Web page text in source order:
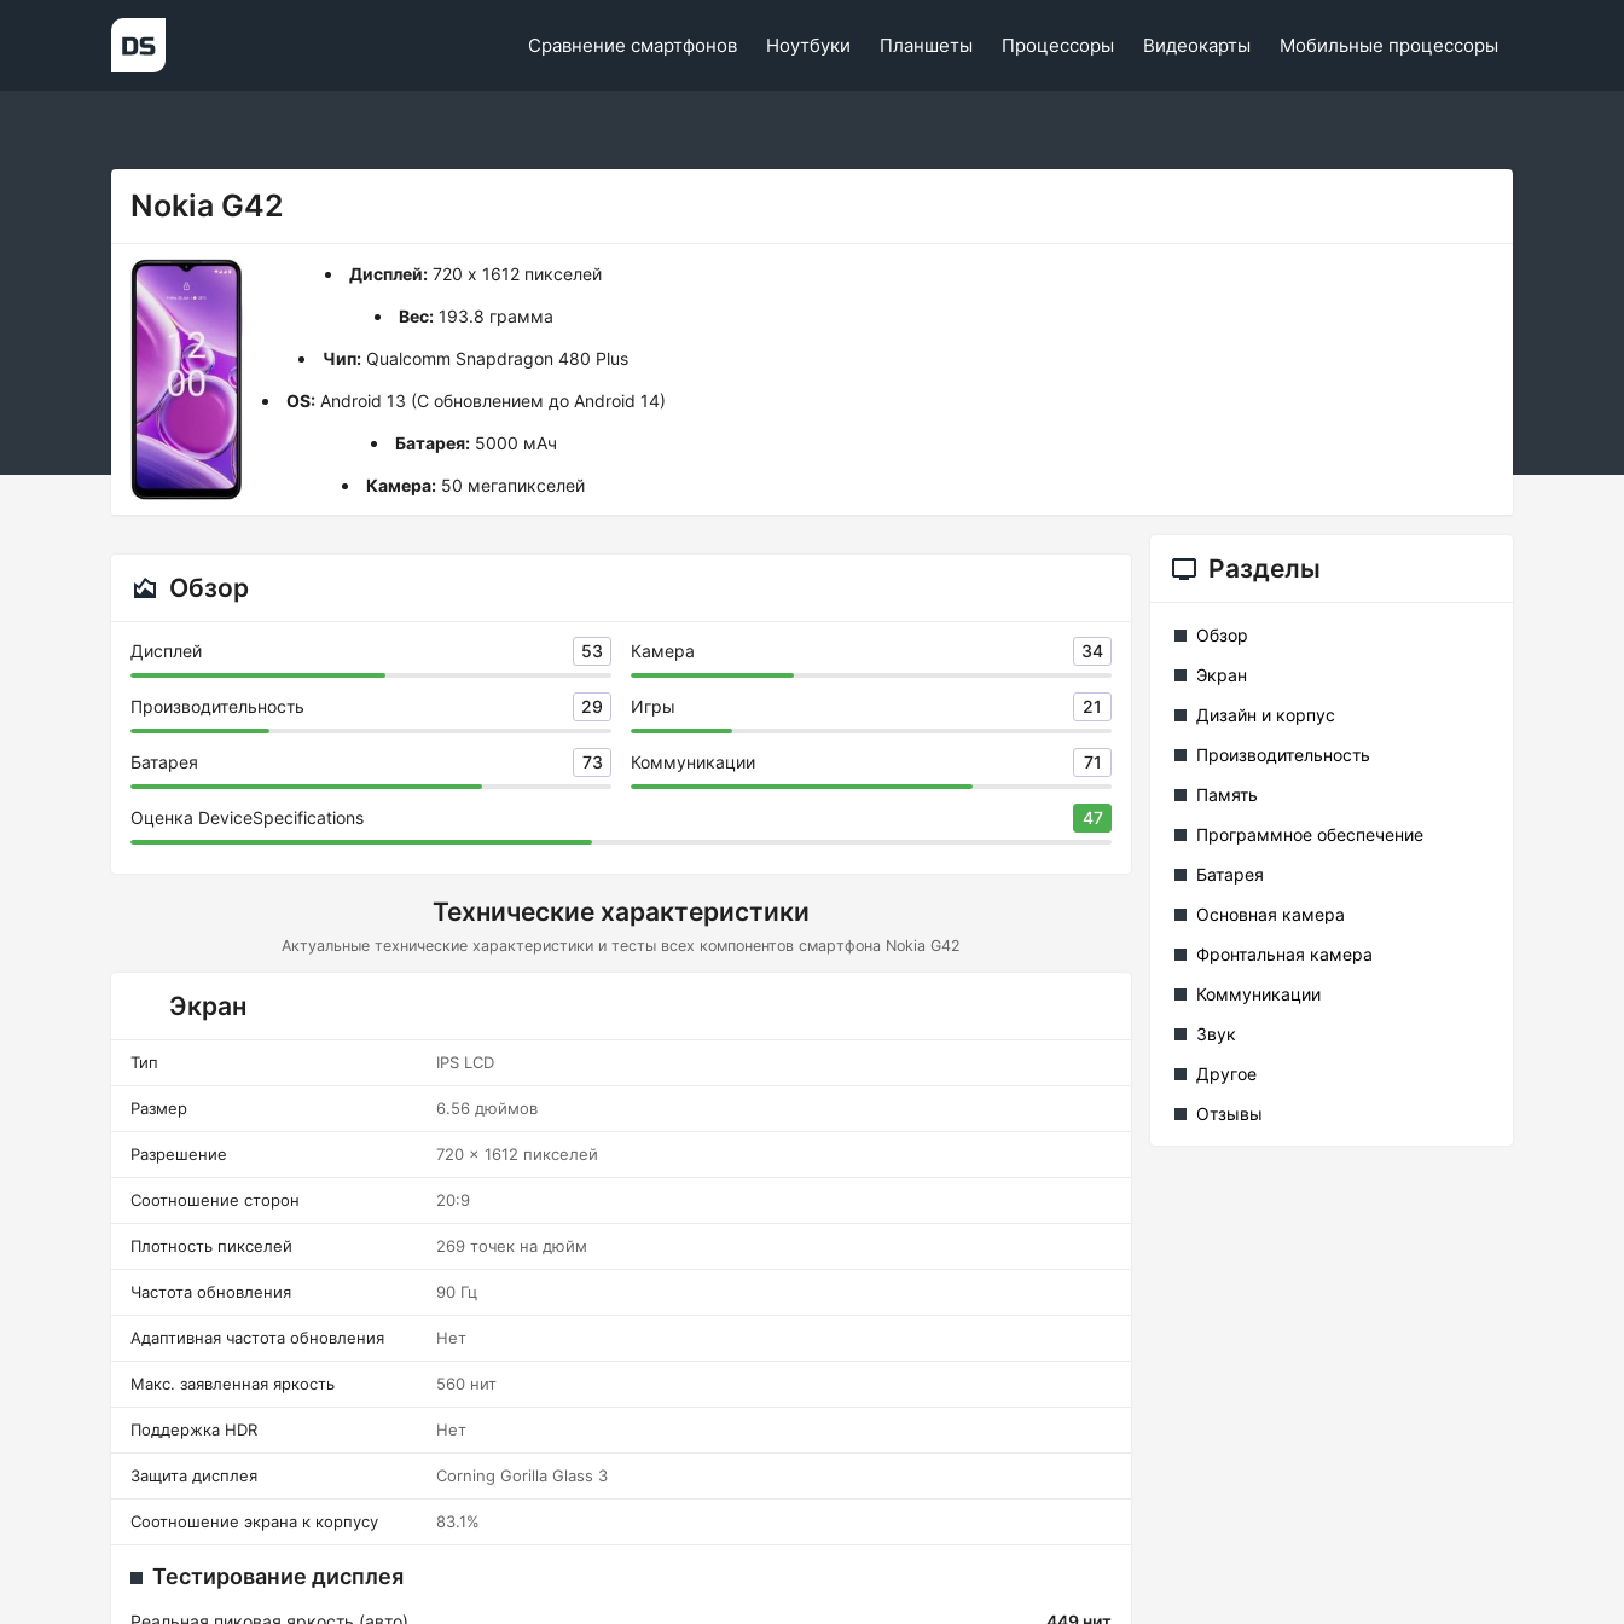
Сравнение смартфонов Ноутбуки Планшеты Процессоры Видеокарты Мобильные процессоры
Nokia G42
Дисплей: 720 x 1612 пикселей
Вес:193.8 грамма
Чип: Qualcomm Snapdragon 480 Plus
OS:Android 13 (С обновлением до Android 14)
Батарея:5000 мАч
Камера: 50 мегапикселей
Обзор
Дисплей 53 Камера 34
Производительность 29 Игры 21
Батарея 73 Коммуникации 71
Оценка DeviceSpecifications 47
Технические характеристики
Актуальные технические характеристики и тесты всех компонентов смартфона Nokia G42
Экран
Тип IPS LCD
Размер 6.56 дюймов
Разрешение 720 x 1612 пикселей
Соотношение сторон 20:9
Плотность пикселей 269 точек на дюйм
Частота обновления 90 Гц
Адаптивная частота обновления Нет
Макс. заявленная яркость 560 нит
Поддержка HDR Нет
Защита дисплея Corning Gorilla Glass 3
Соотношение экрана к корпусу 83.1%
Тестирование дисплея
Разделы
Обзор
Экран
Дизайн и корпус
Производительность
Память
Программное обеспечение
Батарея
Основная камера
Фронтальная камера
Коммуникации
Звук
Другое
Отзывы